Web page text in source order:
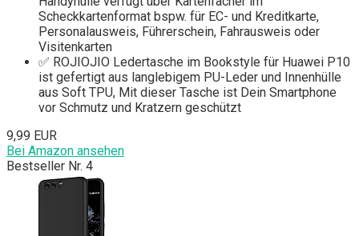
Scheckkartenformat bspw. für EC- und Kreditkarte,
Personalausweis, Führerschein, Fahrausweis oder
Visitenkarten
✅ ROJIOJIO Ledertasche im Bookstyle für Huawei P10
ist gefertigt aus langlebigem PU-Leder und Innenhülle
aus Soft TPU, Mit dieser Tasche ist Dein Smartphone
vor Schmutz und Kratzern geschützt
9,99 EUR
Bei Amazon ansehen
Bestseller Nr. 4